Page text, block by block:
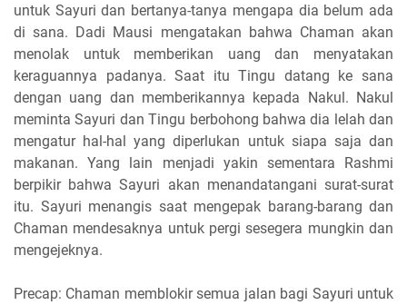
untuk Sayuri dan bertanya-tanya mengapa dia belum ada
di sana. Dadi Mausi mengatakan bahwa Chaman akan
menolak untuk memberikan uang dan menyatakan
keraguannya padanya. Saat itu Tingu datang ke sana
dengan uang dan memberikannya kepada Nakul. Nakul
meminta Sayuri dan Tingu berbohong bahwa dia lelah dan
mengatur hal-hal yang diperlukan untuk siapa saja dan
makanan. Yang lain menjadi yakin sementara Rashmi
berpikir bahwa Sayuri akan menandatangani surat-surat
itu. Sayuri menangis saat mengepak barang-barang dan
Chaman mendesaknya untuk pergi sesegera mungkin dan
mengejeknya.
Precap: Chaman memblokir semua jalan bagi Sayuri untuk